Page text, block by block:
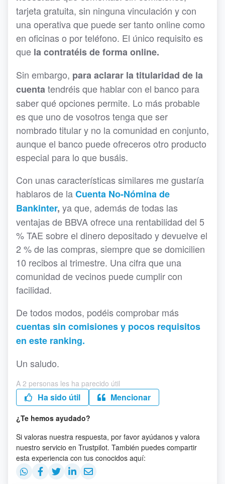
tarjeta gratuita, sin ninguna vinculación y con
una operativa que puede ser tanto online como
en oficinas o por teléfono. El único requisito es
que la contratéis de forma online.
Sin embargo, para aclarar la titularidad de la
cuentatendréis que hablar con el banco para
saber qué opciones permite. Lo más probable
es que uno de vosotros tenga que ser
nombrado titular y no la comunidad en conjunto,
aunque el banco puede ofreceros otro producto
especial para lo que busáis.
Con unas características similares me gustaría
hablaros de laCuenta No-Nómina de
Bankinter, ya que, además de todas las
ventajas de BBVA ofrece una rentabilidad del 5
% TAE sobre el dinero depositado y devuelve el
2 % de las compras, siempre que se domicilien
10 recibos al trimestre. Una cifra que una
comunidad de vecinos puede cumplir con
facilidad.
De todos modos, podéis comprobar más
cuentas sin comisiones y pocos requisitos
en este ranking.
Un saludo.
A 2 personas les ha parecido útil
Ha sido útil Mencionar
¿Te hemos ayudado?
Si valoras nuestra respuesta, por favor ayúdanos y valora
nuestro servicio en Trustpilot. También puedes compartir
esta experiencia con tus conocidos aquí: